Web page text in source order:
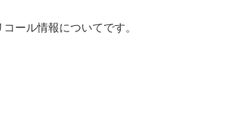
ール情報についてです。